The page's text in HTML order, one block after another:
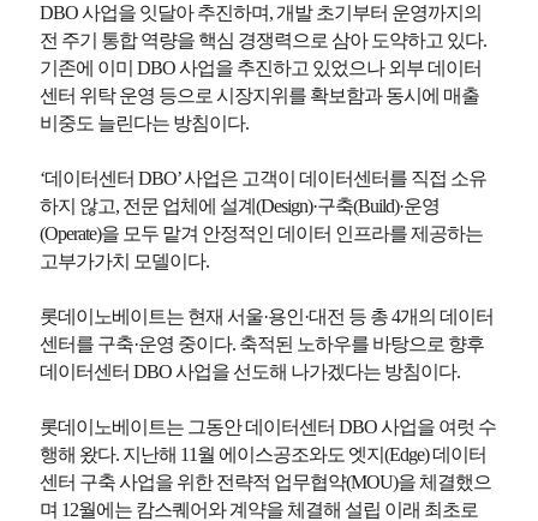
DBO 사업을 잇달아 추진하며, 개발 초기부터 운영까지의
전 주기 통합 역량을 핵심 경쟁력으로 삼아 도약하고 있다.
기존에 이미 DBO 사업을 추진하고 있었으나 외부 데이터
센터 위탁 운영 등으로 시장지위를 확보함과 동시에 매출
비중도 늘린다는 방침이다.
‘데이터센터 DBO’ 사업은 고객이 데이터센터를 직접 소유
하지 않고, 전문 업체에 설계(Design)·구축(Build)·운영
(Operate)을 모두 맡겨 안정적인 데이터 인프라를 제공하는
고부가가치 모델이다.
롯데이노베이트는 현재 서울·용인·대전 등 총 4개의 데이터
센터를 구축·운영 중이다. 축적된 노하우를 바탕으로 향후
데이터센터 DBO 사업을 선도해 나가겠다는 방침이다.
롯데이노베이트는 그동안 데이터센터 DBO 사업을 여럿 수
행해 왔다. 지난해 11월 에이스공조와도 엣지(Edge) 데이터
센터 구축 사업을 위한 전략적 업무협약(MOU)을 체결했으
며 12월에는 캄스퀘어와 계약을 체결해 설립 이래 최초로